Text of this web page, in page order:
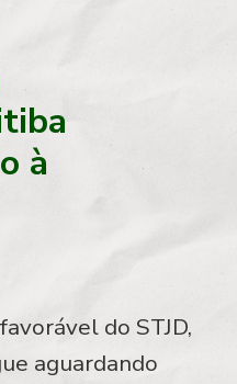
à
do STJD,
aguardando